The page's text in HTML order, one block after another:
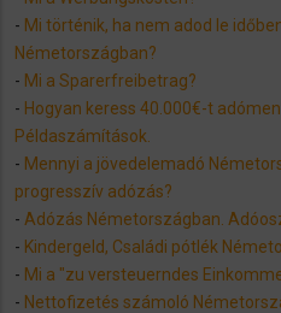
- Mi történik, ha nem adod le
Németországban?
- Mi a Sparerfreibetrag?
- Hogyan keress 40.000€-t
Példaszámítások.
- Mennyi a jövedelemadó
progresszív adózás?
- Adózás Németországban.
- Kindergeld, Családi pótlék
- Mi a "zu versteuerndes
- Nettofizetés számoló